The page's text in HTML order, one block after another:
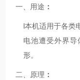
一、用途 ：
l本机适用于各类
电池遭受外界
形。
二、原理 ：